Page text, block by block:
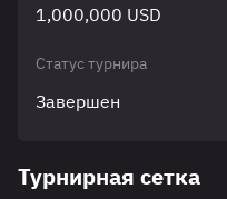
1,000,000 USD
Статус турнира
Завершен
Турнирная сетка